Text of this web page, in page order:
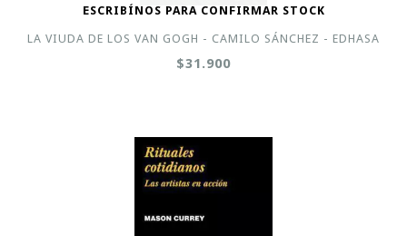
ESCRIBÍNOS PARA CONFIRMAR STOCK
LA VIUDA DE LOS VAN GOGH - CAMILO SÁNCHEZ - EDHASA
$31.900